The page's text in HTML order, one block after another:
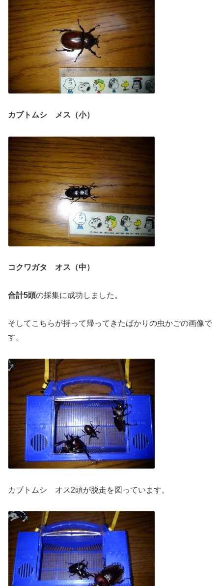
カブトムシ メス（小）
コクワガタ オス（中）
合計5頭の採集に成功しました。
そしてこちらが持って帰ってきたばかりの虫かごの画像で
す。
カブトムシ オス2頭が脱走を図っています。